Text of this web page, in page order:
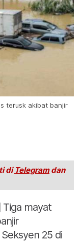
terusk akibat banjir
di Telegramdan
Tiga mayat
25 di